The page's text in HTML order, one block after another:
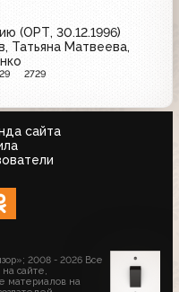
(ОРТ, 30.12.1996)
Татьяна Матвеева,
2729
сайта
2008 - 2026 Все
сайте,
материалов на